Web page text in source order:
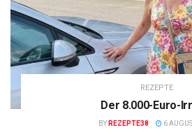
REZEPTE
Der 8.000-Euro-
BY REZEPTE38 6